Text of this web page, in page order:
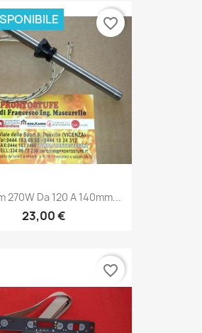
270W Da 120 A 140mm...
23,00 €
favorite_border
favorite_border